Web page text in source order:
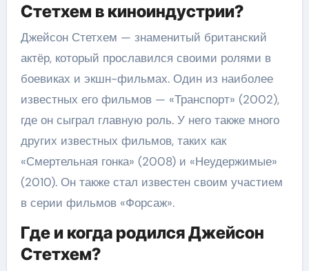
Стетхем в киноиндустрии?
Джейсон Стетхем — знаменитый британский
актёр, который прославился своими ролями в
боевиках и экшн-фильмах. Один из наиболее
известных его фильмов — «Транспорт» (2002),
где он сыграл главную роль. У него также много
других известных фильмов, таких как
«Смертельная гонка» (2008) и «Неудержимые»
(2010). Он также стал известен своим участием
в серии фильмов «Форсаж».
Где и когда родился Джейсон
Стетхем?